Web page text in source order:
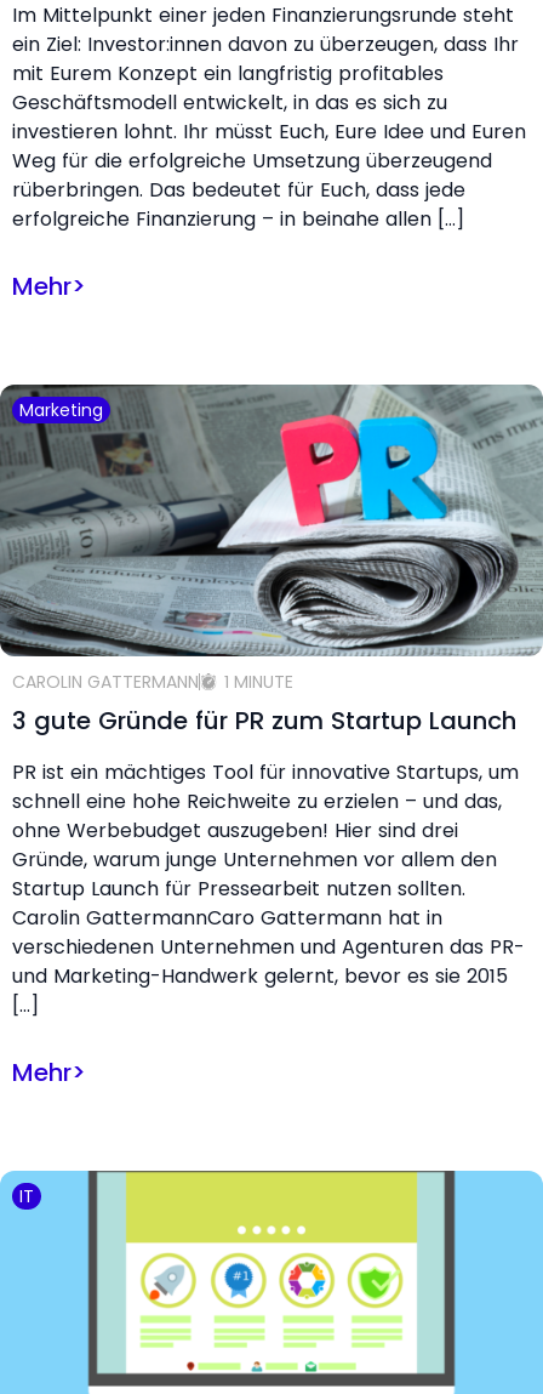
Im Mittelpunkt einer jeden Finanzierungsrunde steht
ein Ziel: Investor:innen davon zu überzeugen, dass Ihr
mit Eurem Konzept ein langfristig profitables
Geschäftsmodell entwickelt, in das es sich zu
investieren lohnt. Ihr müsst Euch, Eure Idee und Euren
Weg für die erfolgreiche Umsetzung überzeugend
rüberbringen. Das bedeutet für Euch, dass jede
erfolgreiche Finanzierung – in beinahe allen […]
Mehr>
Marketing
CAROLIN GATTERMANN 1 MINUTE
3 gute Gründe für PR zum Startup Launch
PR ist ein mächtiges Tool für innovative Startups, um
schnell eine hohe Reichweite zu erzielen – und das,
ohne Werbebudget auszugeben! Hier sind drei
Gründe, warum junge Unternehmen vor allem den
Startup Launch für Pressearbeit nutzen sollten.
Carolin GattermannCaro Gattermann hat in
verschiedenen Unternehmen und Agenturen das PR-
und Marketing-Handwerk gelernt, bevor es sie 2015
[…]
Mehr>
IT